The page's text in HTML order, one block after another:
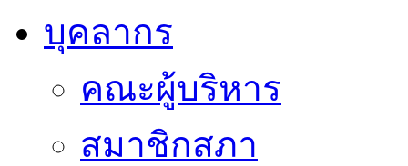
บุคลากร
คณะผู้บริหาร
สมาชิกสภา